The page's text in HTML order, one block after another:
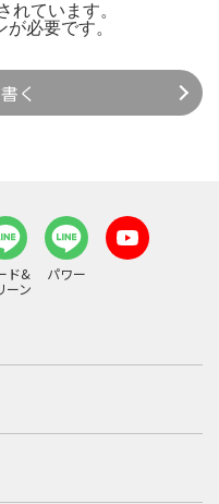
れています。
が必要です。
く
ド&
ーン
パワー